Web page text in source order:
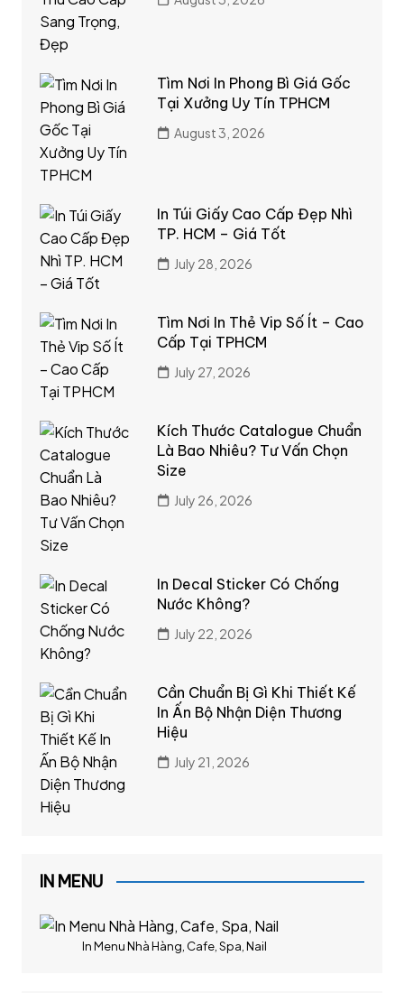
Tìm Nơi In Phong Bì Giá Gốc
Tại Xưởng Uy Tín TPHCM
August 3, 2026
In Túi Giấy Cao Cấp Đẹp Nhì
TP. HCM – Giá Tốt
July 28, 2026
Tìm Nơi In Thẻ Vip Số Ít – Cao
Cấp Tại TPHCM
July 27, 2026
Kích Thước Catalogue Chuẩn
Là Bao Nhiêu? Tư Vấn Chọn
Size
July 26, 2026
In Decal Sticker Có Chống
Nước Không?
July 22, 2026
Cần Chuẩn Bị Gì Khi Thiết Kế
In Ấn Bộ Nhận Diện Thương
Hiệu
July 21, 2026
IN MENU
In Menu Nhà Hàng, Cafe, Spa, Nail